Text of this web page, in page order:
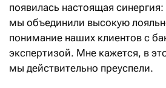
появилась настоящая
мы объединили высокую
понимание наших клиентов с
экспертизой. Мне кажется, в
мы действительно преуспели.